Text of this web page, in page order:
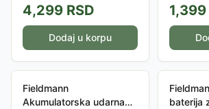
4,299 RSD
Dodaj u korpu
1,399
Fieldmann
Akumulatorska udarna
baterija